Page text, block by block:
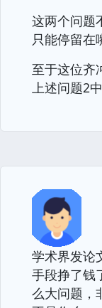
这两个问题
只能停留在
至于这位齐
上述问题2
学术界发论
手段挣了钱
么大问题，